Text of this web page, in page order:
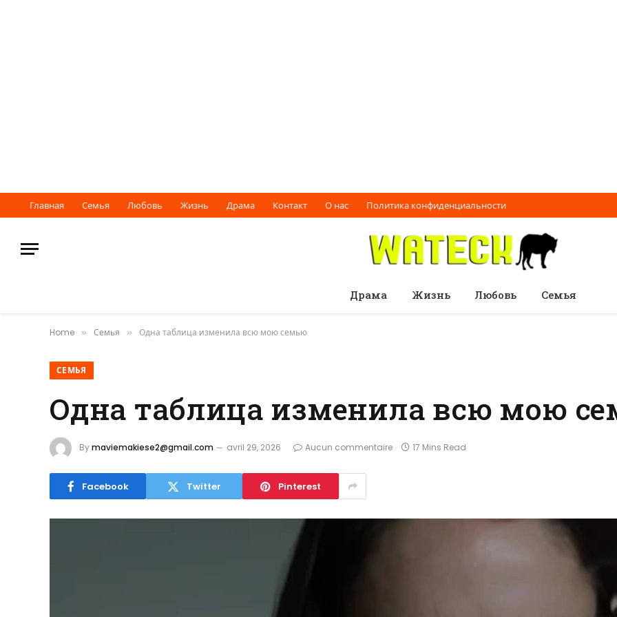
Главная Семья Любовь Жизнь Драма Контакт О нас Политика конфиденциальности
Драма Жизнь Любовь Семья
Home » Семья » Одна таблица изменила всю мою семью
СЕМЬЯ
Одна таблица изменила всю мою
Bymaviemakiese2@gmail.com avril 29, 2026 Aucun commentaire 17 Mins Read
Facebook Twitter Pinterest